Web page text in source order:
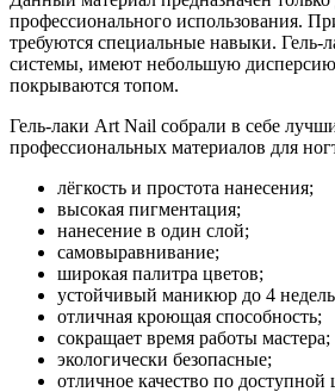
профессионального использования.
требуются специальные навыки. Гель-
системы, имеют небольшую
покрываются топом.
Гель-лаки Art Nail собрали в себе
профессиональных материалов для
лёгкость и простота нанесения;
высокая пигментация;
нанесение в один слой;
самовыравнивание;
широкая палитра цветов;
устойчивый маникюр до 4
отличная кроющая способность;
сокращает время работы мастера;
экологически безопасные;
отличное качество по доступной